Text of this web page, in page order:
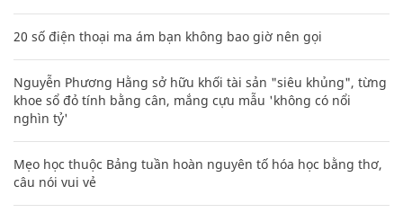
20 số điện thoại ma ám bạn không bao giờ nên gọi
Nguyễn Phương Hằng sở hữu khối tài sản "siêu khủng", từng
khoe sổ đỏ tính bằng cân, mắng cựu mẫu 'không có nổi
nghìn tỷ'
Mẹo học thuộc Bảng tuần hoàn nguyên tố hóa học bằng thơ,
câu nói vui vẻ